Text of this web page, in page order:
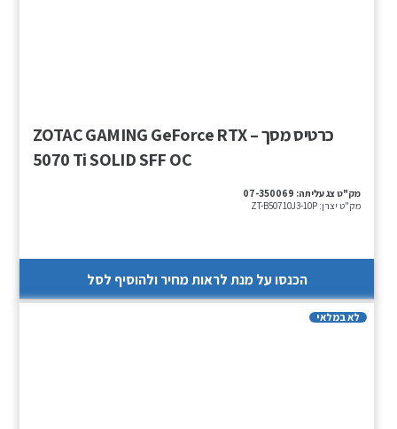
כרטיס מסך – ZOTAC GAMING GeForce RTX
5070 Ti SOLID SFF OC
מק"ט צג עליתה: 07-350069
מק"ט יצרן: ZT-B50710J3-10P
הכנסו על מנת לראות מחיר ולהוסיף לסל
לא במלאי